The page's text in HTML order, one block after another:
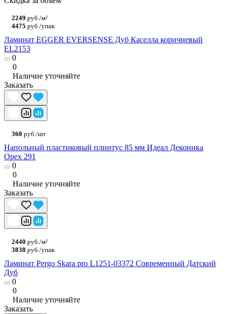
2249 руб./м²
4475 руб./упак
Ламинат EGGER EVERSENSE Дуб Каселла коричневый
EL2153
0
0
Наличие уточняйте
Заказать
360 руб./шт
Напольный пластиковый плинтус 85 мм Идеал Деконика
Орех 291
0
0
Наличие уточняйте
Заказать
2440 руб./м²
3838 руб./упак
Ламинат Pergo Skara pro L1251-03372 Современный Датский
Дуб
0
0
Наличие уточняйте
Заказать